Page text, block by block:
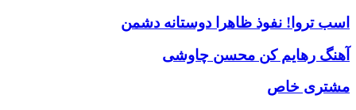
اسب تروا! نفوذ ظاهرا دوستانه دشمن
آهنگ رهایم کن محسن چاوشی
مشتری خاص